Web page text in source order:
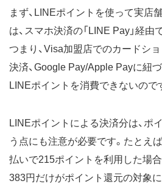
まず、LINEポイントを使って実店
は、スマホ決済の「LINE Pay」経由
つまり、Visa加盟店でのカードシ
決済、Google Pay/Apple Payに紐
LINEポイントを消費できないので
LINEポイントによる決済分は、ポ
う点にも注意が必要です。たとえ
払いで215ポイントを利用した場
383円だけがポイント還元の対象に